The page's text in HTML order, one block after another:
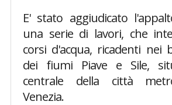
E' stato aggiudicato
una serie di lavori, che
corsi d'acqua, ricadenti nei
dei fiumi Piave e Sile,
centrale della città
Venezia.